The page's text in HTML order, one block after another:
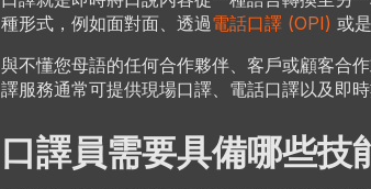
種形式，例如面對面、透過電話口譯 (OPI) 或
與不懂您母語的任何合作夥伴、客戶或顧客合
譯服務通常可提供現場口譯、電話口譯以及即時
口譯員需要具備哪些技